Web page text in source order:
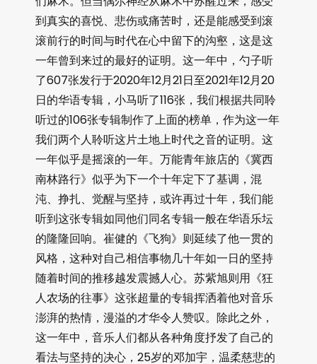
到真实的喜悦、悲伤或痛苦时，还是能感受到滚
滚前行的时间与时代在心中留下的沟壑，这是这
一年曾到来过的最好的证明。这一年中，勺子听
了607张发行于2020年12月21日至2021年12月20
日的华语专辑，小马听了116张，我们根据共同聆
听过的106张专辑制作了上面的榜单，作为这一年
我们两个人聆听这片土地上时代之音的证明。这
一年似乎是摇滚的一年。万能青年旅店的《冀西
南林路行》似乎为下一个十年定下了基调，混
沌、挣扎、觉醒与坚持，或许再过十年，我们能
听到这张专辑如同他们同名专辑一般在华语乐坛
的隆隆回响。崔健的《飞狗》则延续了他一贯的
风格，这种对自己相信事物几十年如一日的坚持
随着时间的推移越发震撼人心。苏紫旭则用《狂
人农场的往事》这张超量的专辑挥洒着他对音乐
澎湃的热情，漫溢的才华令人赞叹。除此之外，
这一年中，音乐人们都从各种角度抒发了自己的
看法与坚持的决心，25岁的邓加宇，温柔慈悲的